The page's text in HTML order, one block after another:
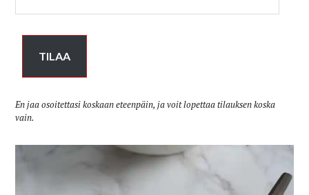
TILAA
En jaa osoitettasi koskaan eteenpäin, ja voit lopettaa tilauksen koska
vain.